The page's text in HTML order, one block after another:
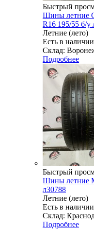
Быстрый
Шины летние
R16 195/55 б/у
Летние (лето)
Есть в
Склад:
Подробнее
Быстрый
Шины летние
л30788
Летние (лето)
Есть в
Склад:
Подробнее